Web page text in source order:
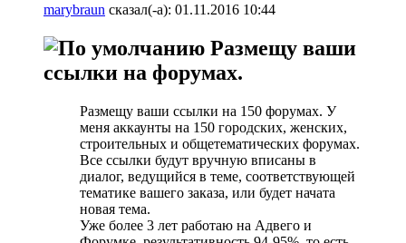
marybraun сказал(-а): 01.11.2016 10:44
Размещу ваши
ссылки на форумах.
Размещу ваши ссылки на 150 форумах. У
меня аккаунты на 150 городских, женских,
строительных и общетематических форумах.
Все ссылки будут вручную вписаны в
диалог, ведущийся в теме, соответствующей
тематике вашего заказа, или будет начата
новая тема.
Уже более 3 лет работаю на Адвего и